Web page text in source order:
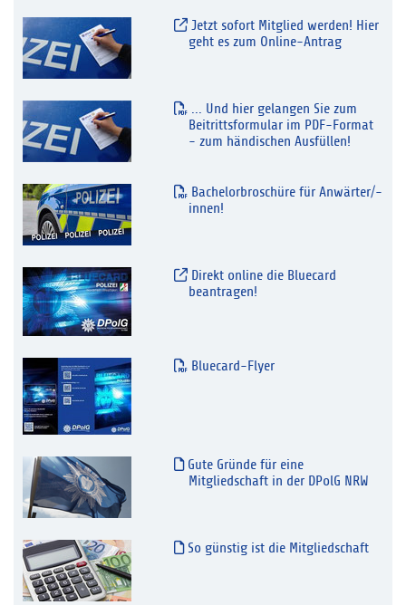
Jetzt sofort Mitglied werden! Hier
geht es zum Online-Antrag
... Und hier gelangen Sie zum
Beitrittsformular im PDF-Format
- zum händischen Ausfüllen!
Bachelorbroschüre für Anwärter/-
innen!
Direkt online die Bluecard
beantragen!
Bluecard-Flyer
Gute Gründe für eine
Mitgliedschaft in der DPolG NRW
So günstig ist die Mitgliedschaft